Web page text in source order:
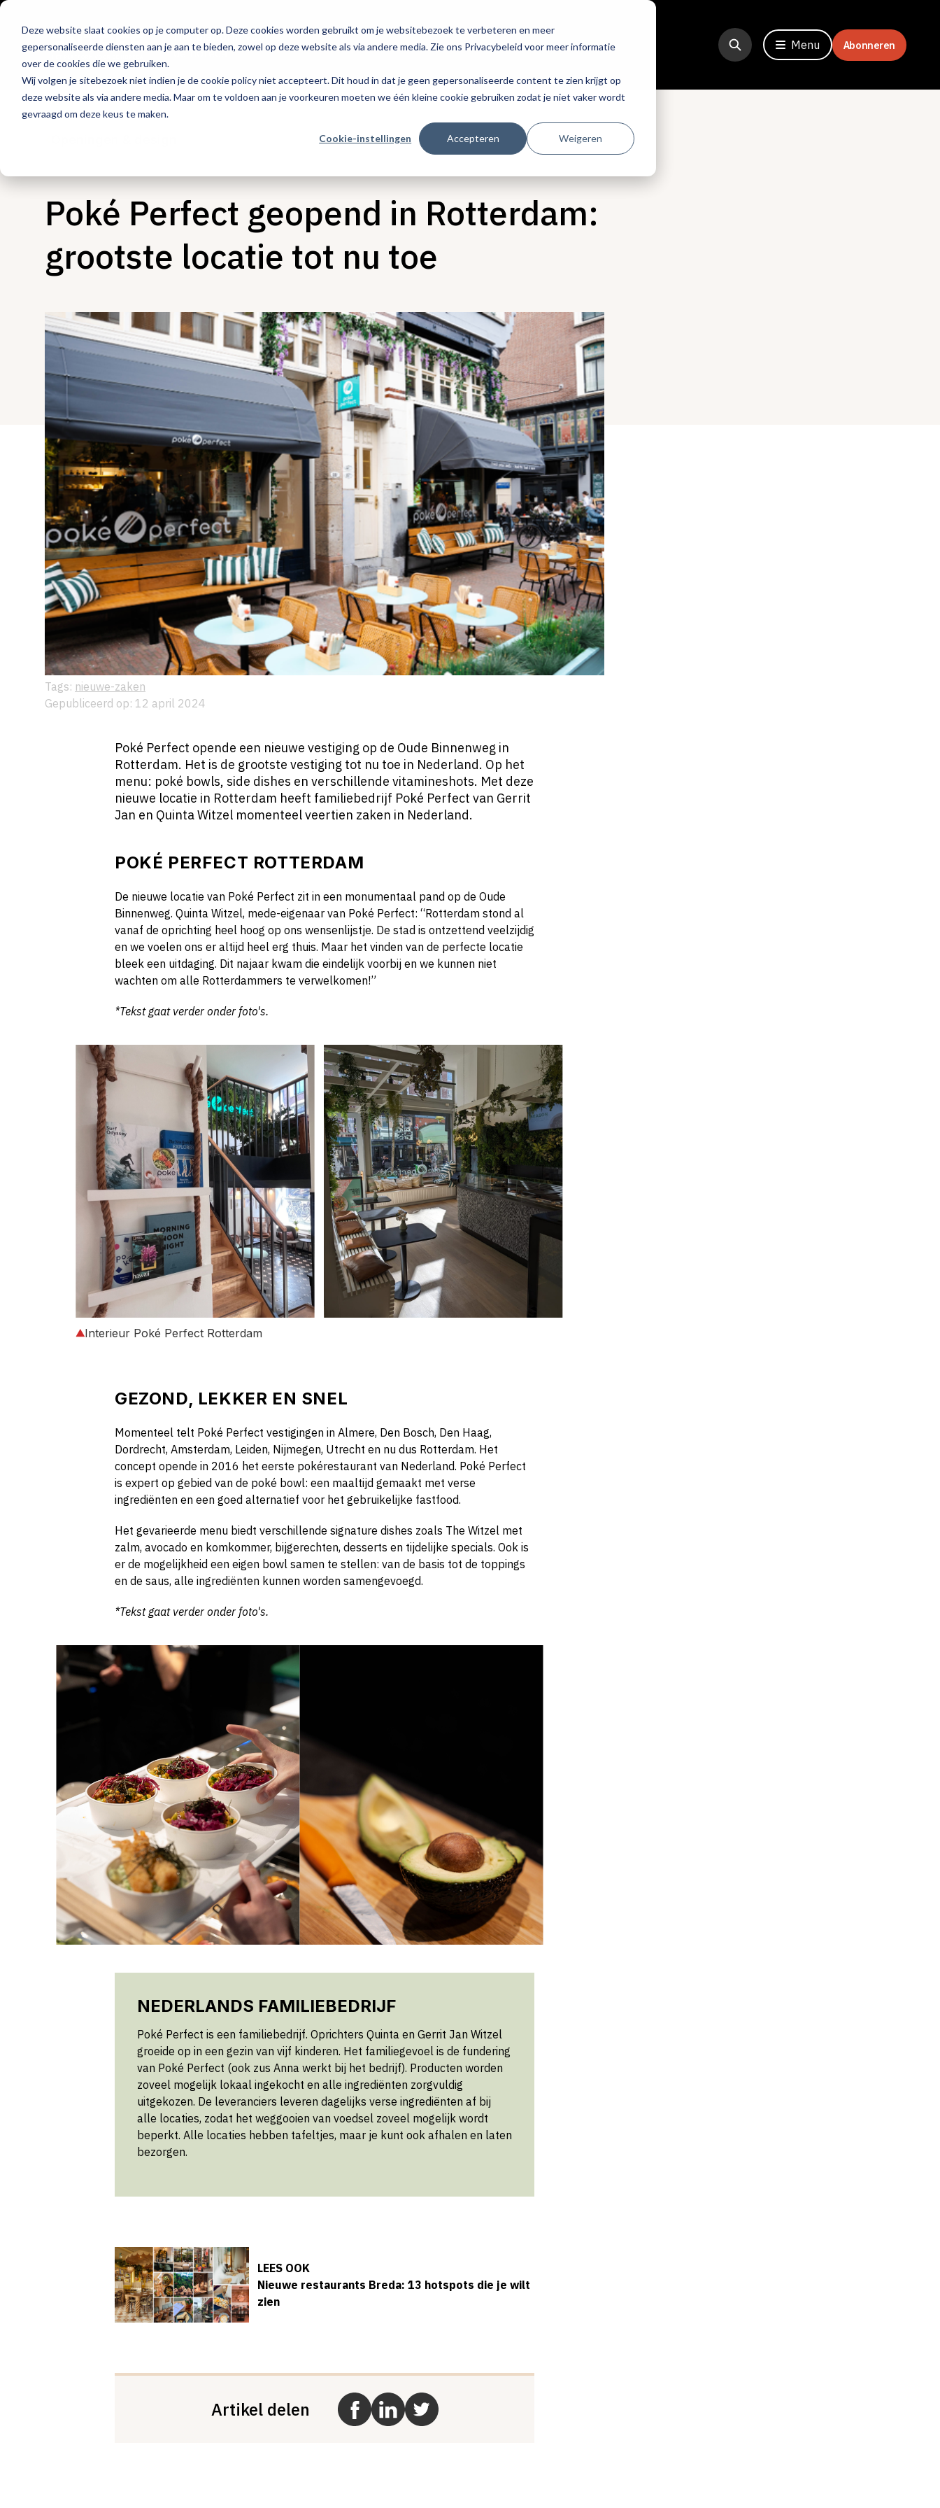
Deze website slaat cookies op je computer op. Deze cookies worden gebruikt om je websitebezoek te verbeteren en meer
gepersonaliseerde diensten aan je aan te bieden, zowel op deze website als via andere media. Zie ons Privacybeleid voor meer informatie
over de cookies die we gebruiken.
Wij volgen je sitebezoek niet indien je de cookie policy niet accepteert. Dit houd in dat je geen gepersonaliseerde content te zien krijgt op
deze website als via andere media. Maar om te voldoen aan je voorkeuren moeten we één kleine cookie gebruiken zodat je niet vaker wordt
gevraagd om deze keus te maken.
Cookie-instellingen Accepteren Weigeren
Hét platform voor
de horeca
Menu Abonneren
Poké Perfect geopend in Rotterdam:
grootste locatie tot nu toe
Tags: nieuwe-zaken
Gepubliceerd op: 12 april 2024
Poké Perfect opende een nieuwe vestiging op de Oude Binnenweg in
Rotterdam. Het is de grootste vestiging tot nu toe in Nederland. Op het
menu: poké bowls, side dishes en verschillende vitamineshots. Met deze
nieuwe locatie in Rotterdam heeft familiebedrijf Poké Perfect van Gerrit
Jan en Quinta Witzel momenteel veertien zaken in Nederland.
POKÉ PERFECT ROTTERDAM
De nieuwe locatie van Poké Perfect zit in een monumentaal pand op de Oude
Binnenweg. Quinta Witzel, mede-eigenaar van Poké Perfect: “Rotterdam stond al
vanaf de oprichting heel hoog op ons wensenlijstje. De stad is ontzettend veelzijdig
en we voelen ons er altijd heel erg thuis. Maar het vinden van de perfecte locatie
bleek een uitdaging. Dit najaar kwam die eindelijk voorbij en we kunnen niet
wachten om alle Rotterdammers te verwelkomen!”
*Tekst gaat verder onder foto's.
Interieur Poké Perfect Rotterdam
GEZOND, LEKKER EN SNEL
Momenteel telt Poké Perfect vestigingen in Almere, Den Bosch, Den Haag,
Dordrecht, Amsterdam, Leiden, Nijmegen, Utrecht en nu dus Rotterdam. Het
concept opende in 2016 het eerste pokérestaurant van Nederland. Poké Perfect
is expert op gebied van de poké bowl: een maaltijd gemaakt met verse
ingrediënten en een goed alternatief voor het gebruikelijke fastfood.
Het gevarieerde menu biedt verschillende signature dishes zoals The Witzel met
zalm, avocado en komkommer, bijgerechten, desserts en tijdelijke specials. Ook is
er de mogelijkheid een eigen bowl samen te stellen: van de basis tot de toppings
en de saus, alle ingrediënten kunnen worden samengevoegd.
*Tekst gaat verder onder foto's.
NEDERLANDS FAMILIEBEDRIJF
Poké Perfect is een familiebedrijf. Oprichters Quinta en Gerrit Jan Witzel
groeide op in een gezin van vijf kinderen. Het familiegevoel is de fundering
van Poké Perfect (ook zus Anna werkt bij het bedrijf). Producten worden
zoveel mogelijk lokaal ingekocht en alle ingrediënten zorgvuldig
uitgekozen. De leveranciers leveren dagelijks verse ingrediënten af bij
alle locaties, zodat het weggooien van voedsel zoveel mogelijk wordt
beperkt. Alle locaties hebben tafeltjes, maar je kunt ook afhalen en laten
bezorgen.
LEES OOK
Nieuwe restaurants Breda: 13 hotspots die je wilt
zien
Artikel delen